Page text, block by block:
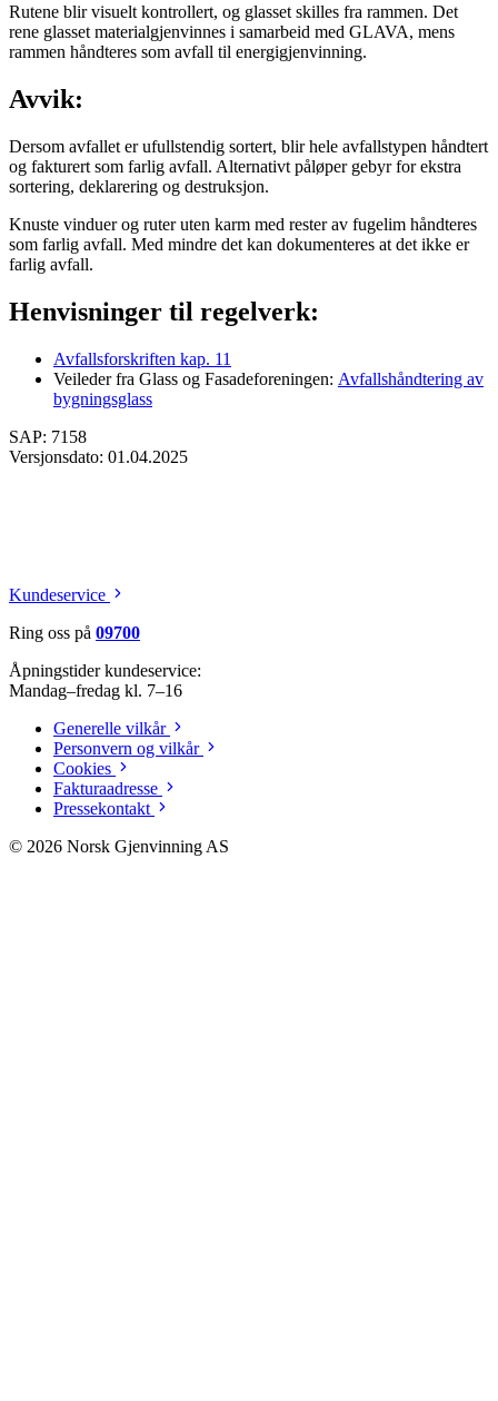
Rutene blir visuelt kontrollert, og glasset skilles fra rammen. Det
rene glasset materialgjenvinnes i samarbeid med GLAVA, mens
rammen håndteres som avfall til energigjenvinning.
Avvik:
Dersom avfallet er ufullstendig sortert, blir hele avfallstypen håndtert
og fakturert som farlig avfall. Alternativt påløper gebyr for ekstra
sortering, deklarering og destruksjon.
Knuste vinduer og ruter uten karm med rester av fugelim håndteres
som farlig avfall. Med mindre det kan dokumenteres at det ikke er
farlig avfall.
Henvisninger til regelverk:
Avfallsforskriften kap. 11
Veileder fra Glass og Fasadeforeningen: Avfallshåndtering av
bygningsglass
SAP: 7158
Versjonsdato: 01.04.2025
Kundeservice
Ring oss på 09700
Åpningstider kundeservice:
Mandag–fredag kl. 7–16
Generelle vilkår
Personvern og vilkår
Cookies
Fakturaadresse
Pressekontakt
© 2026 Norsk Gjenvinning AS